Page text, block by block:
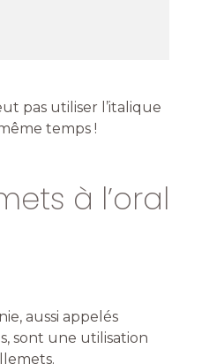
pas utiliser l’italique
temps !
à l’oral
aussi appelés
sont une utilisation